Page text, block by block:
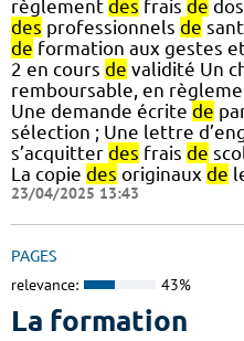
règlement des frais de
des professionnels de
de formation aux gestes
2 en cours de validité Un
remboursable, en
Une demande écrite de
sélection ; Une lettre
s’acquitter des frais de
La copie des originaux de
23/04/2025 13:43
PAGES
relevance: 43%
La formation